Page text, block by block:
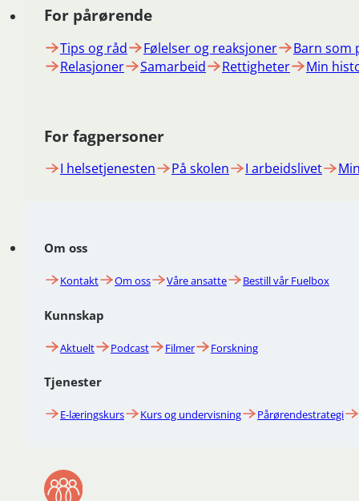
For pårørende
Tips og råd Følelser og reaksjoner
Barn som
Relasjoner
Samarbeid Rettigheter Min
For fagpersoner
I helsetjenesten På skolen I arbeidslivet
Om oss
Kontakt Om oss Våre ansatte Bestill vår Fuelbox
Kunnskap
Aktuelt Podcast Filmer Forskning
Tjenester
E-læringskurs Kurs og undervisning Pårørendestrategi